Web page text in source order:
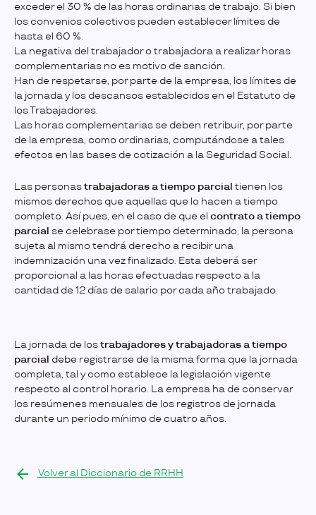
exceder el 30 % de las horas ordinarias de trabajo. Si bien
los convenios colectivos pueden establecer límites de
hasta el 60 %.
La negativa del trabajador o trabajadora a realizar horas
complementarias no es motivo de sanción.
Han de respetarse, por parte de la empresa, los límites de
la jornada y los descansos establecidos en el Estatuto de
los Trabajadores.
Las horas complementarias se deben retribuir, por parte
de la empresa, como ordinarias, computándose a tales
efectos en las bases de cotización a la Seguridad Social.
Las personastrabajadoras a tiempo parcial tienen los
mismos derechos que aquellas que lo hacen a tiempo
completo. Así pues, en el caso de que el contrato a tiempo
parcial se celebrase por tiempo determinado, la persona
sujeta al mismo tendrá derecho a recibir una
indemnización una vez finalizado. Esta deberá ser
proporcional a las horas efectuadas respecto a la
cantidad de 12 días de salario por cada año trabajado.
La jornada de lostrabajadores y trabajadoras a tiempo
parcial debe registrarse de la misma forma que la jornada
completa, tal y como establece la legislación vigente
respecto al control horario. La empresa ha de conservar
los resúmenes mensuales de los registros de jornada
durante un periodo mínimo de cuatro años.
Volver al Diccionario de RRHH